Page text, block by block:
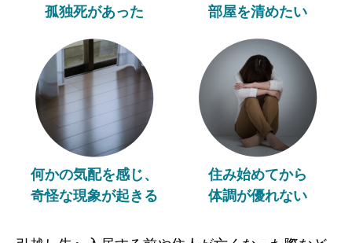
孤独死があった
部屋を清めたい
何かの気配を感じ、
奇怪な現象が起きる
住み始めてから
体調が優れない